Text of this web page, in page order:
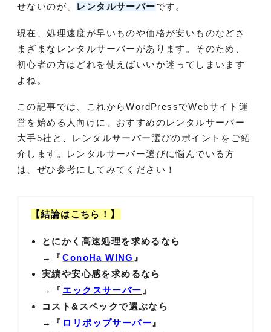
せないのが、 レンタルサーバーです。
現在、処理速度が早いものや価格が安いものなどさ
まざまなレンタルサーバーがあります。そのため、
初心者の方はどれを使えばいいか迷ってしまいます
よね。
この記事では、これからWordPressでWebサイト運
営を始める人向けに、おすすめのレンタルサーバー
大手5社と、レンタルサーバー選びのポイントをご紹
介します。レンタルサーバー選びに悩んでいる方
は、ぜひ参考にしてみてください！
【結論はこちら！】
とにかく高速処理を求めるなら
→『 ConoHa WING 』
実績や安心感を求めるなら
→『 エックスサーバー 』
コスト&スペックで選ぶなら
→『 ロリポップサーバー 』